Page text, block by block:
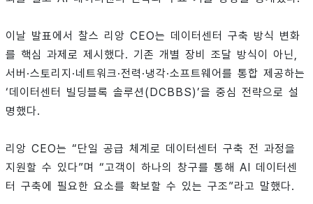
이날 발표에서 찰스 리앙 CEO는 데이터센터 구축 방식 변화
를 핵심 과제로 제시했다. 기존 개별 장비 조달 방식이 아닌,
서버·스토리지·네트워크·전력·냉각·소프트웨어를 통합 제공하는
‘데이터센터 빌딩블록 솔루션(DCBBS)’을 중심 전략으로 설
명했다.
리앙 CEO는 “단일 공급 체계로 데이터센터 구축 전 과정을
지원할 수 있다”며 “고객이 하나의 창구를 통해 AI 데이터센
터 구축에 필요한 요소를 확보할 수 있는 구조”라고 말했다.